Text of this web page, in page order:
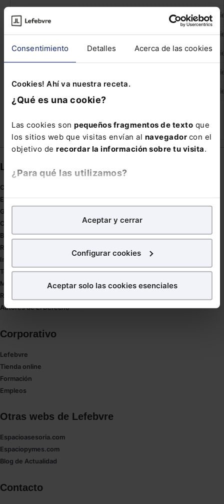
Consentimiento Detalles Acerca de las cookies
Cookies! Ahí va nuestra receta.
¿Qué es una cookie?
Las cookies son pequeños fragmentos de texto que
los sitios web que visitas envían al navegador con el
objetivo de recordar la información sobre tu visita.
¿Para qué las utilizamos?
analíticospara tratar demejorar tu experienciaen
nuestra página web. También con fines publicitarios,
para poder mostrarte publicidad y contenidos de tu
¿Qué puedes hacer?
en la web sea óptima
todas las cookies excepto aquellas imprescindibles.
seleccionar solo aquellas que quieras permitir en tu
navegador. Si no seleccionas ninguna utilizaremos
las que sean indispensables para la navegación.
Aceptar y cerrar
Configurar cookies
Aceptar solo las cookies esenciales
BOPV 246/1997 de 24 de
BOPV 246/1997 de 24 de
BOPV 246/1997 de 24 de
BOPV 246/1997 de 24 de
BOPV 246/1997 de 24 de
Links directos
Coronavirus
Estudio de salud abogacía
Gestión de despachos
Compliance
Buenas Prácticas Tributarias
RGPD
Innovación
Tesauro
Mapa web
Redirect sitemap
Autores de El Derecho
Corporativo
Lefebvre
Tienda online
Formación
Empleos
Otras webs de Lefebvre
Espacioasesoria.com
Espaciopymes.com
Blog de Actualidad
Contacto